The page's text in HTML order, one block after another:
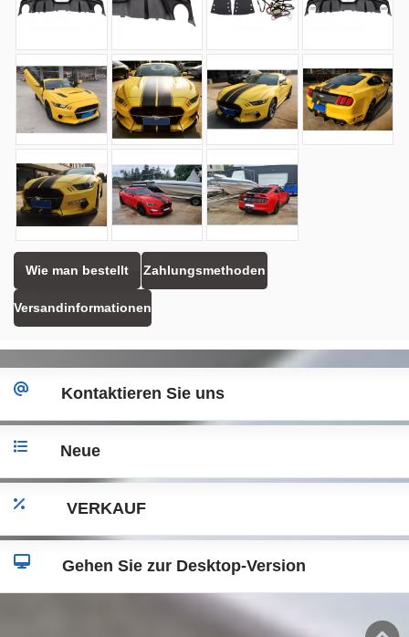
Wie man bestellt Zahlungsmethoden
Versandinformationen
Kontaktieren Sie uns
Neue
VERKAUF
Gehen Sie zur Desktop-Version